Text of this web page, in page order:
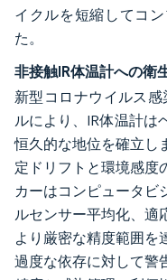
イクルを短縮してコ
た。
非接触IR体温計への衛
新型コロナウイルス感
ルにより、IR体温計は
恒久的な地位を確立し
定ドリフトと環境感度
カーはコンピュータビ
ルセンサー平均化、適
より厳密な精度範囲を
過度な依存に対して警